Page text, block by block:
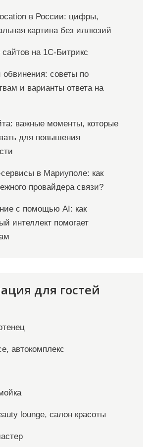
в России: цифры,
картина без иллюзий
на 1С-Битрикс
обвинения: советы по
и варианты ответа на
важные моменты, которые
для повышения
сервисы в Мариуполе: как
провайдера связи?
с помощью AI: как
интеллект помогает
для гостей
автокомплекс
lounge, салон красоты